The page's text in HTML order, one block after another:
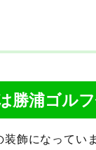
勝浦ゴル
飾になってい